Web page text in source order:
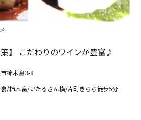
策】 こだわりのワインが豊富♪
柿木畠3-8
/柿木畠/いたるさん横/片町きらら徒歩5分